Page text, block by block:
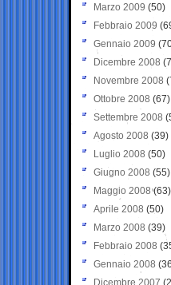
Marzo 2009 (50)
Febbraio 2009
Gennaio 2009
Dicembre 2008
Novembre 2008
Ottobre 2008 (67)
Settembre 2008
Agosto 2008 (39)
Luglio 2008 (50)
Giugno 2008 (55)
Maggio 2008(63)
Aprile 2008 (50)
Marzo 2008 (39)
Febbraio 2008
Gennaio 2008
Dicembre 2007